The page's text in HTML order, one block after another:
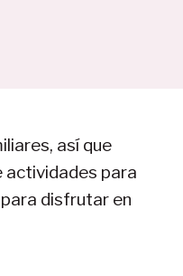
así que
actividades para
disfrutar en